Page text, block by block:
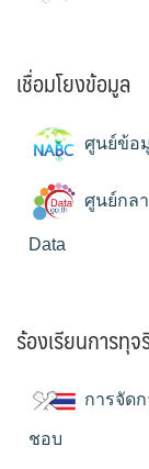
เชื่อมโยงข้อมูล
ศูนย์ข้อ
ศูนย์กล
Data
ร้องเรียนการทุ
การจัด
ชอบ